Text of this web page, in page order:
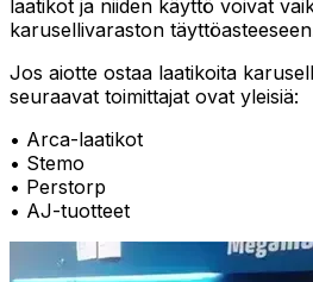
laatikot ja niiden käyttö voivat
karusellivaraston
Jos aiotte ostaa laatikoita
seuraavat toimittajat ovat yleisiä:
• Arca-laatikot
• Stemo
• Perstorp
• AJ-tuotteet